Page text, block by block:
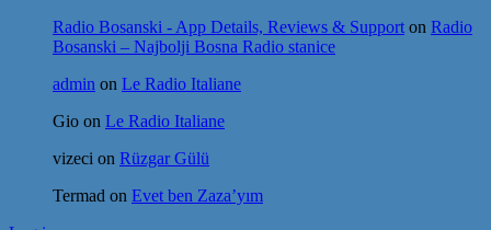
Radio Bosanski - App Details, Reviews & Support on Radio
Bosanski – Najbolji Bosna Radio stanice
admin on Le Radio Italiane
Gio on Le Radio Italiane
vizeci on Rüzgar Gülü
Termad on Evet ben Zaza’yım